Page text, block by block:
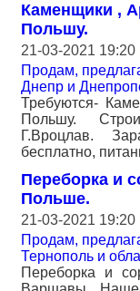
Каменщики ,
Польшу.
21-03-2021 19:20
Продам,
Днепр и
Требуются-
Польшу.
Г.Вроцлав.
бесплатно,
Переборка и
Польше.
21-03-2021 19:20
Продам,
Тернополь и
Переборка и